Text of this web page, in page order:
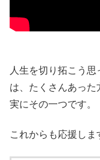
人生を切り拓こう
は、たくさんあっ
実にその一つです。
これからも応援しま